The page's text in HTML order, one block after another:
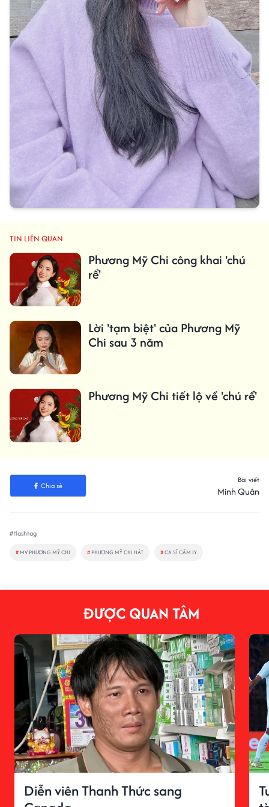
TIN LIÊN QUAN
Phương Mỹ Chi công khai 'chú
rể'
Lời 'tạm biệt' của Phương Mỹ
Chi sau 3 năm
Phương Mỹ Chi tiết lộ về 'chú rể'
Chia sẻ
Bài viết
Minh Quân
#Hashtag
# MV PHƯƠNG MỸ CHI # PHƯƠNG MỸ CHI HÁT #CA SĨ CẨM LY
ĐƯỢC QUAN TÂM
Diễn viên Thanh Thức sang